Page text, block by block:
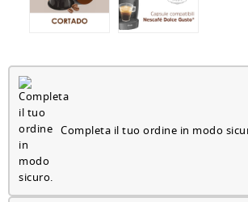
Completa il tuo ordine in modo